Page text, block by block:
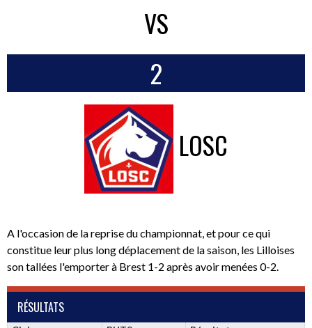
VS
2
LOSC
A l'occasion de la reprise du championnat, et pour ce qui
constitue leur plus long déplacement de la saison, les Lilloises
son tallées l'emporter à Brest 1-2 après avoir menées 0-2.
RÉSULTATS